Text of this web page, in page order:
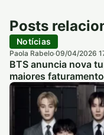
Posts
Notícias
Paola Rabelo·09/04/2026
BTS anuncia nova
maiores